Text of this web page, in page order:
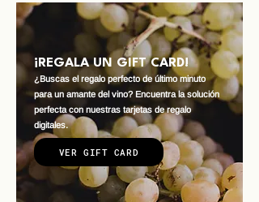
¡REGALA UN GIFT CARD!
¿Buscas el regalo perfecto de último minuto
para un amante del vino? Encuentra la solución
perfecta con nuestras tarjetas de regalo
digitales.
VER GIFT CARD